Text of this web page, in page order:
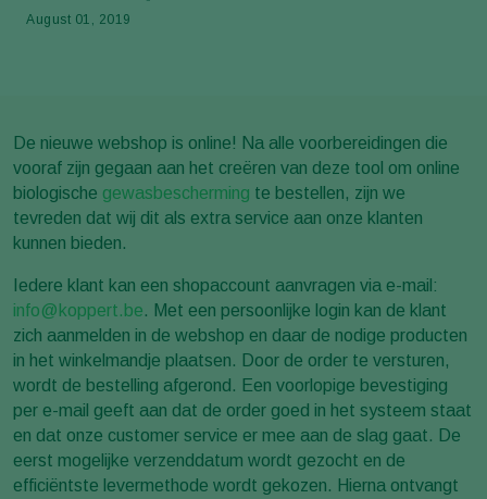
August 01, 2019
De nieuwe webshop is online! Na alle voorbereidingen die
vooraf zijn gegaan aan het creëren van deze tool om online
biologische gewasbescherming te bestellen, zijn we
tevreden dat wij dit als extra service aan onze klanten
kunnen bieden.
Iedere klant kan een shopaccount aanvragen via e-mail:
info@koppert.be. Met een persoonlijke login kan de klant
zich aanmelden in de webshop en daar de nodige producten
in het winkelmandje plaatsen. Door de order te versturen,
wordt de bestelling afgerond. Een voorlopige bevestiging
per e-mail geeft aan dat de order goed in het systeem staat
en dat onze customer service er mee aan de slag gaat. De
eerst mogelijke verzenddatum wordt gezocht en de
efficiëntste levermethode wordt gekozen. Hierna ontvangt